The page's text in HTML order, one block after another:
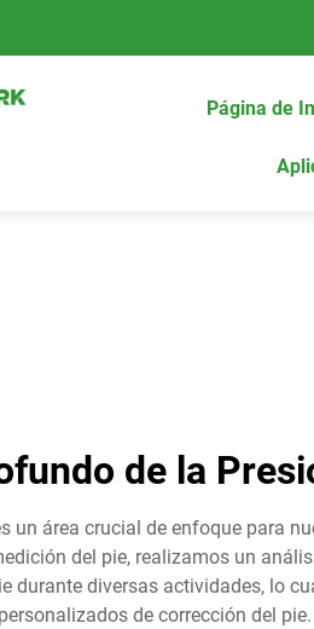
Página de
de la
un área crucial de enfoque para
del pie, realizamos un
durante diversas actividades, lo
de corrección del